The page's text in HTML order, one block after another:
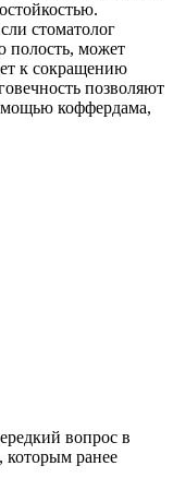
стоматолог
полость, может
к сокращению
позволяют
коффердама,
вопрос в
которым ранее